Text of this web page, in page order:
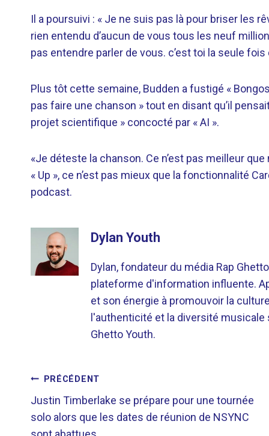
Il a poursuivi : « Je ne suis pas là pour briser les
rien entendu d’aucun de vous tous les neuf
pas entendre parler de vous. c’est toi la seule fois
Plus tôt cette semaine, Budden a fustigé «
pas faire une chanson » tout en disant qu’il
projet scientifique » concocté par « AI ».
«Je déteste la chanson. Ce n’est pas meilleur
« Up », ce n’est pas mieux que la fonctionnalité
podcast.
Dylan Youth
Dylan, fondateur du média Rap
plateforme d'information influente.
et son énergie à promouvoir la
l'authenticité et la diversité
Ghetto Youth.
NAVIGATION
DE
PRÉCÉDENT
Justin Timberlake se prépare pour une tournée
solo alors que les dates de réunion de NSYNC